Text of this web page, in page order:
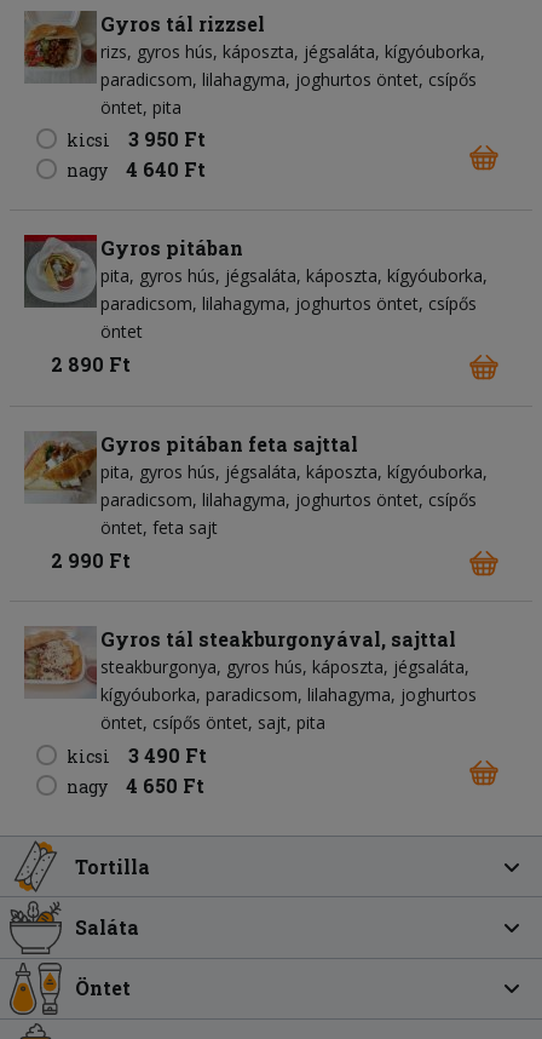
Gyros tál rizzsel
rizs gyros hús káposzta jégsaláta kígyóuborka
paradicsom lilahagyma joghurtos öntet csípős
öntet pita
kicsi
3 950 Ft
nagy 4 640 Ft
Gyros pitában
pita gyros hús jégsaláta káposzta kígyóuborka
paradicsom lilahagyma joghurtos öntet csípős
öntet
2 890 Ft
Gyros pitában feta sajttal
pita gyros hús jégsaláta káposzta kígyóuborka
paradicsom lilahagyma joghurtos öntet csípős
öntet feta sajt
2 990 Ft
Gyros tál steakburgonyával, sajttal
steakburgonya gyros hús káposzta jégsaláta
kígyóuborka paradicsom lilahagyma joghurtos
öntet csípős öntet sajt pita
kicsi
3 490 Ft
nagy 4 650 Ft
Tortilla
Saláta
Öntet